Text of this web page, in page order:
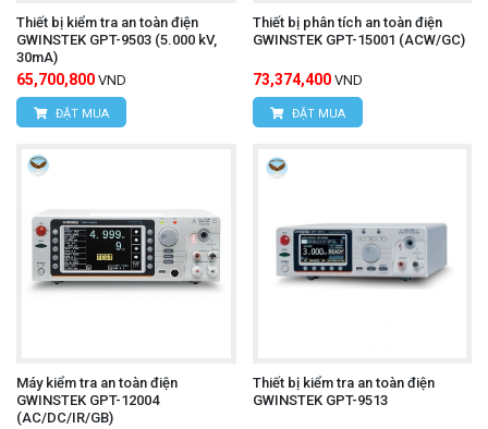
Thiết bị kiểm tra an toàn điện
GWINSTEK GPT-9503 (5.000 kV,
30mA)
65,700,800 VND
ĐẶT MUA
Thiết bị phân tích an toàn điện
GWINSTEK GPT-15001 (ACW/GC)
73,374,400 VND
ĐẶT MUA
Máy kiểm tra an toàn điện
GWINSTEK GPT-12004
(AC/DC/IR/GB)
Thiết bị kiểm tra an toàn điện
GWINSTEK GPT-9513